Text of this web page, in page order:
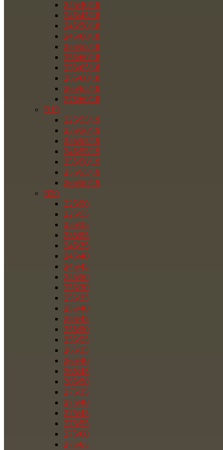
245/40/18
245/45/18
245/50/18
245/60/18
255/55/18
255/60/18
255/65/18
265/60/18
265/65/18
275/60/18
R19
225/55/19
235/50/19
235/55/19
245/55/19
255/50/19
255/55/19
265/50/19
R20
225/50
225/55
235/35
235/55
245/35
245/40
245/45
245/50
255/30
255/35
255/40
255/45
255/50
255/55
265/35
265/40
265/45
265/50
275/35
275/40
275/45
275/55
275/60
275/65